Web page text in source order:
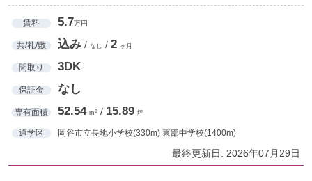
賃料 5.7万円
共/礼/敷 込み / なし / 2 ヶ月
間取り 3DK
保証金 なし
専有面積 52.54 m2 / 15.89 坪
通学区 岡谷市立長地小学校(330m) 東部中学校(1400m)
最終更新日: 2026年07月29日